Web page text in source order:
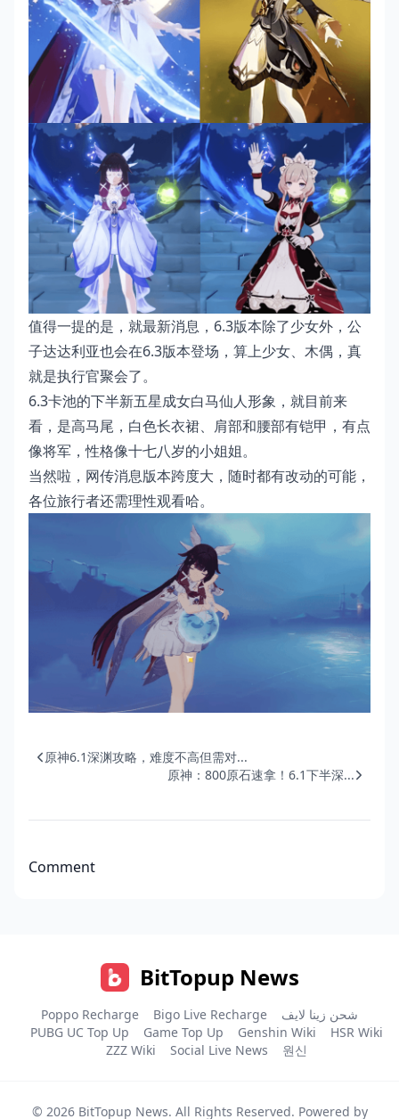
值得一提的是，就最新消息，6.3版本除了少女外，公
子达达利亚也会在6.3版本登场，算上少女、木偶，真
就是执行官聚会了。
6.3卡池的下半新五星成女白马仙人形象，就目前来
看，是高马尾，白色长衣裙、肩部和腰部有铠甲，有点
像将军，性格像十七八岁的小姐姐。
当然啦，网传消息版本跨度大，随时都有改动的可能，
各位旅行者还需理性观看哈。
原神6.1深渊攻略，难度不高但需对...
原神：800原石速拿！6.1下半深...
Comment
BitTopup News
Poppo Recharge Bigo Live Recharge
شحن زينا لايف
PUBG UC Top Up
Game Top Up Genshin Wiki
HSR Wiki
ZZZ Wiki
Social Live News 원신
© 2026 BitTopup News. All Rights Reserved. Powered by